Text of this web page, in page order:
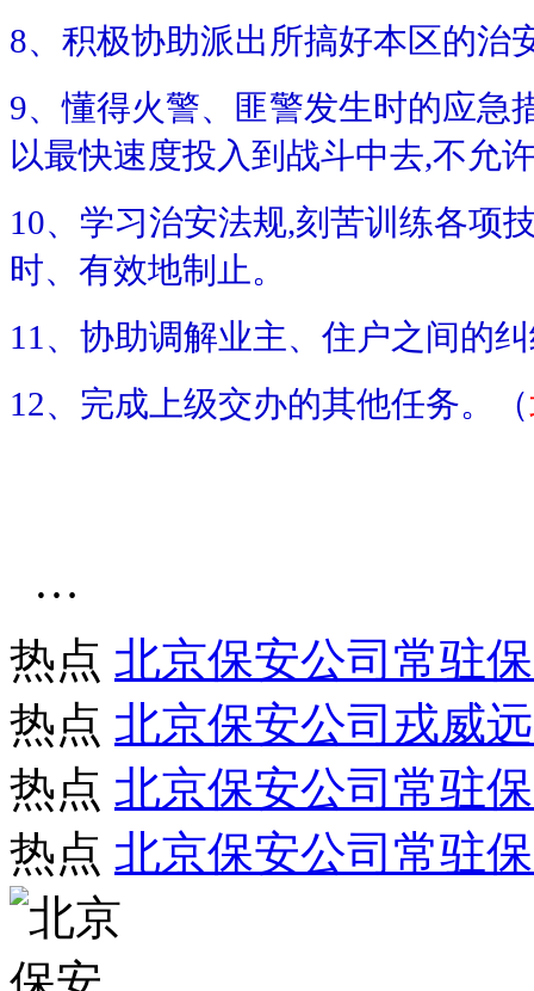
8、积极协助派出所搞好本区的治
9、懂得火警、匪警发生时的应急
以最快速度投入到战斗中去,不允
10、学习治安法规,刻苦训练各项
时、有效地制止。
11、协助调解业主、住户之间的
12、完成上级交办的其他任务。（
…
热点 北京保安公司常驻
热点 北京保安公司戎威
热点 北京保安公司常驻
热点 北京保安公司常驻